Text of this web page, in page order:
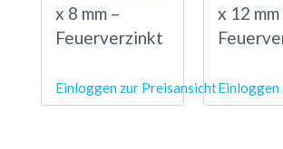
x 8 mm –
Feuerverzinkt
Einloggen zur Preisansicht
x 12 mm
Einloggen